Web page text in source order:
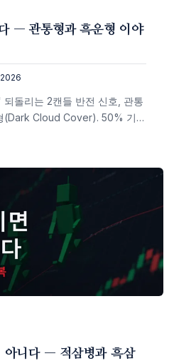
— 관통형과 흑운형 이야
돌리는 2캔들 반전 신호, 관통
(Dark Cloud Cover). 50% 기준
아니다 — 적삼병과 흑삼